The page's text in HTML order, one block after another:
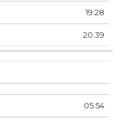
19:28
20:39
05:54